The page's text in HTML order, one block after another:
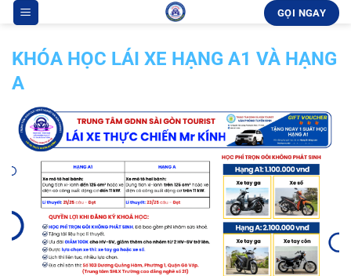
qua
nội
dung
GỌI NGAY
KHÓA HỌC LÁI XE HẠNG A1 VÀ HẠNG
A